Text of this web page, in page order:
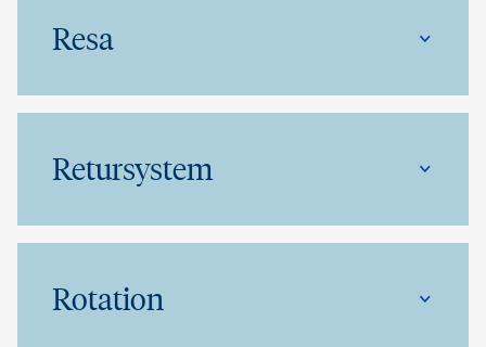
Resa
Retursystem
Rotation